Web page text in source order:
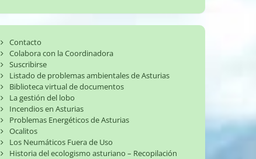
Contacto
Colabora con la Coordinadora
Suscribirse
Listado de problemas ambientales de Asturias
Biblioteca virtual de documentos
La gestión del lobo
Incendios en Asturias
Problemas Energéticos de Asturias
Ocalitos
Los Neumáticos Fuera de Uso
Historia del ecologismo asturiano – Recopilación